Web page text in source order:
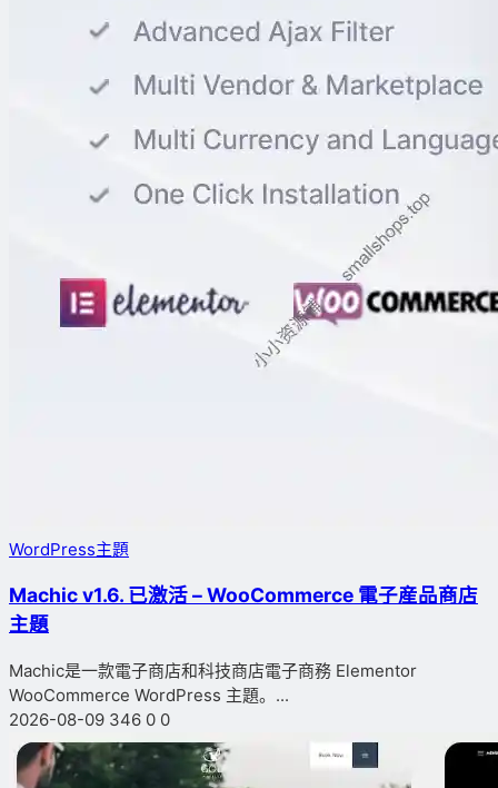
WordPress主題
Machic v1.6. 已激活 – WooCommerce 電子産品商店
主題
Machic是一款電子商店和科技商店電子商務 Elementor
WooCommerce WordPress 主題。...
2026-08-09 346 0 0